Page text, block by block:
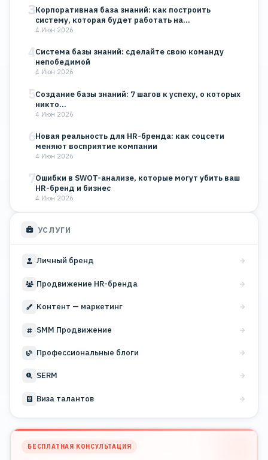
3Корпоративная база знаний: как построить
систему, которая будет работать на…
4 Июн 2026
4Система базы знаний: сделайте свою команду
непобедимой
4 Июн 2026
5Создание базы знаний: 7 шагов к успеху, о которых
никто…
4 Июн 2026
6Новая реальность для HR-бренда: как соцсети
меняют восприятие компании
4 Июн 2026
7Ошибки в SWOT-анализе, которые могут убить ваш
HR-бренд и бизнес
4 Июн 2026
УСЛУГИ
Личный бренд
Продвижение HR-бренда
Контент — маркетинг
SMM Продвижение
Профессиональные блоги
SERM
Виза талантов
БЕСПЛАТНАЯ КОНСУЛЬТАЦИЯ